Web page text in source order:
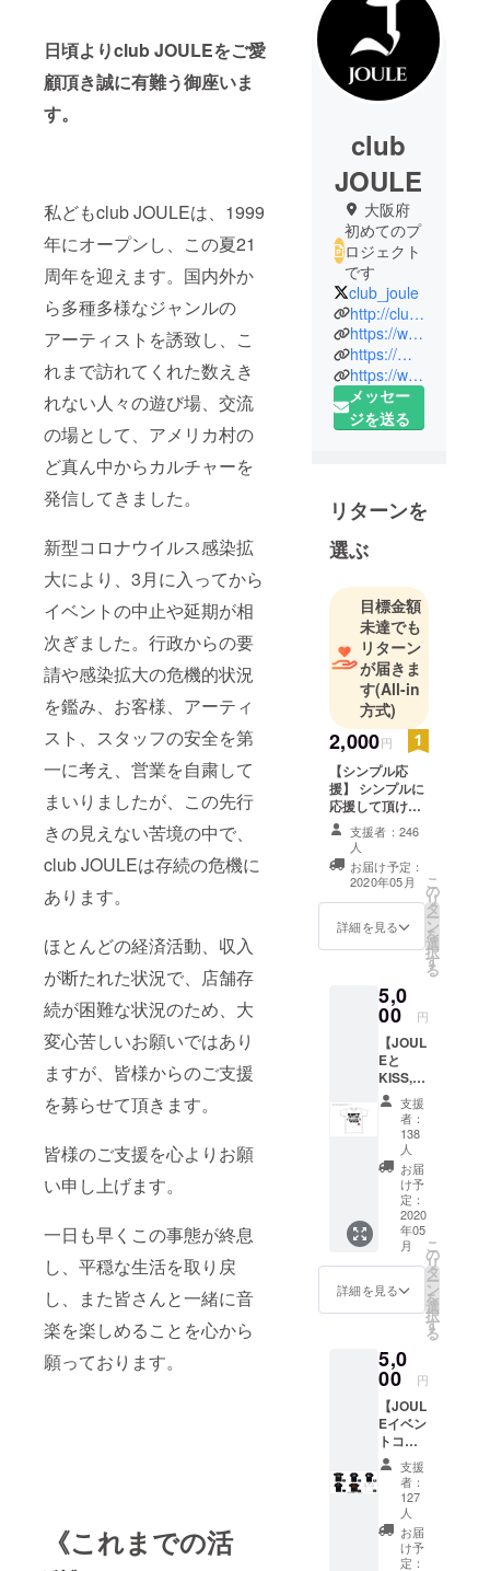
日頃よりclub JOULEをご愛
顧頂き誠に有難う御座いま
す。
私どもclub JOULEは、1999
年にオープンし、この夏21
周年を迎えます。国内外か
ら多種多様なジャンルの
アーティストを誘致し、こ
れまで訪れてくれた数えき
れない人々の遊び場、交流
の場として、アメリカ村の
ど真ん中からカルチャーを
発信してきました。
新型コロナウイルス感染拡
大により、3月に入ってから
イベントの中止や延期が相
次ぎました。行政からの要
請や感染拡大の危機的状況
を鑑み、お客様、アーティ
スト、スタッフの安全を第
一に考え、営業を自粛して
まいりましたが、この先行
きの見えない苦境の中で、
club JOULEは存続の危機に
あります。
ほとんどの経済活動、収入
が断たれた状況で、店舗存
続が困難な状況のため、大
変心苦しいお願いではあり
ますが、皆様からのご支援
を募らせて頂きます。
皆様のご支援を心よりお願
い申し上げます。
一日も早くこの事態が終息
し、平穏な生活を取り戻
し、また皆さんと一緒に音
楽を楽しめることを心から
願っております。
《これまでの活
club
JOULE
大阪府
初めてのプ
ロジェクト
です
club_joule
http://club-joule.com
https://www.facebook.com/Club-joule-1451190148453869/?ref=bookmarks
https://mobile.twitter.com/club_joule
https://www.instagram.com/clubjoule_official/?hl=ja
メッセー
ジを送る
リターンを
選ぶ
目標金額
未達でも
リターン
が届きま
す(All-in
方式)
2,000円
【シンプル応
援】 シンプルに
応援して頂ける
方はこちらをお
願い致します。
スタッフより感
謝のメッセージ
をお送りしま
支援者：246
人
お届け予定：
2020年05月
詳細を見る
こ
の
リ
タ
ー
ン
を
選
択
す
る
5,0
00 円
【JOUL
Eと
KISS,T
OKYO
コラボT
シャツ
+ドリン
クチ
ケット1
枚付
き】 今
回のコ
ロナ
ショッ
クでい
TOKYO
NOW」
を掲げ
たチャ
リ
ティーT
シャツ
を作成
した株
式会社
れもん
らいふ
支援
者：
138
人
お届
け予
定：
2020
年05
月
詳細を見る
こ
の
リ
タ
ー
ン
を
選
択
す
る
5,0
00 円
【JOUL
Eイベン
トコラ
ボTシャ
ツ+ドリ
ンクチ
ケット2
枚付
き】
JOULE
支援
者：
127
人
お届
け予
定：